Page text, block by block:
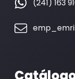
(241) 163